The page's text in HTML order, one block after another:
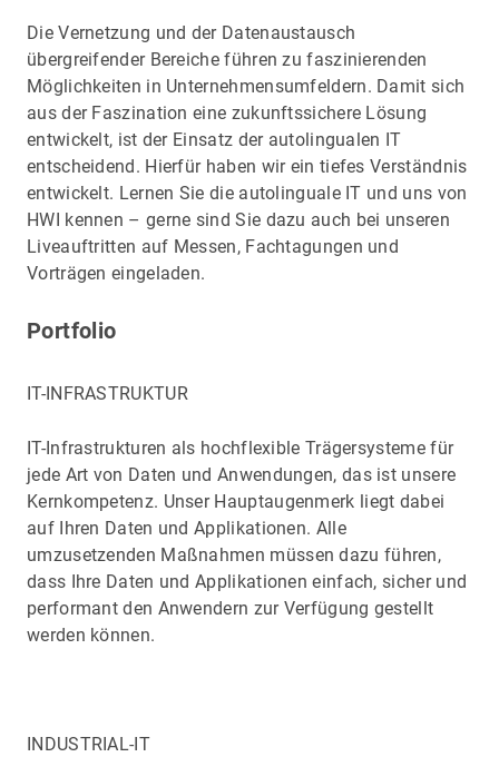
Die Vernetzung und der Datenaustausch
übergreifender Bereiche führen zu faszinierenden
Möglichkeiten in Unternehmensumfeldern. Damit sich
aus der Faszination eine zukunftssichere Lösung
entwickelt, ist der Einsatz der autolingualen IT
entscheidend. Hierfür haben wir ein tiefes Verständnis
entwickelt. Lernen Sie die autolinguale IT und uns von
HWI kennen – gerne sind Sie dazu auch bei unseren
Liveauftritten auf Messen, Fachtagungen und
Vorträgen eingeladen.
Portfolio
IT-INFRASTRUKTUR
IT-Infrastrukturen als hochflexible Trägersysteme für
jede Art von Daten und Anwendungen, das ist unsere
Kernkompetenz. Unser Hauptaugenmerk liegt dabei
auf Ihren Daten und Applikationen. Alle
umzusetzenden Maßnahmen müssen dazu führen,
dass Ihre Daten und Applikationen einfach, sicher und
performant den Anwendern zur Verfügung gestellt
werden können.
INDUSTRIAL-IT